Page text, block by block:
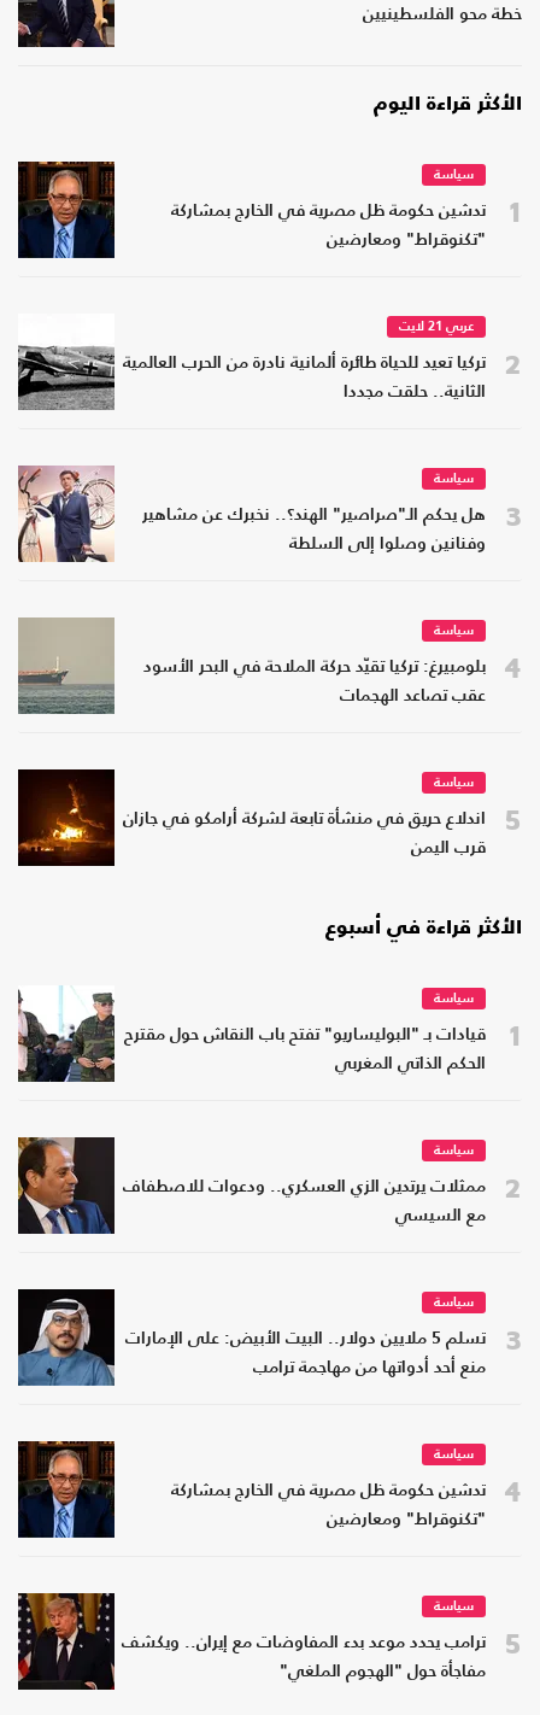
خطة محو الفلسطينيين
الأكثر قراءة اليوم
1
سياسة
تدشين حكومة ظل مصرية في الخارج بمشاركة
"تكنوقراط" ومعارضين
2
عربي 21 لايت
تركيا تعيد للحياة طائرة ألمانية نادرة من الحرب العالمية
الثانية.. حلقت مجددا
3
سياسة
هل يحكم الـ"صراصير" الهند؟.. نخبرك عن مشاهير
وفنانين وصلوا إلى السلطة
4
سياسة
بلومبيرغ: تركيا تقيّد حركة الملاحة في البحر الأسود
عقب تصاعد الهجمات
5
سياسة
اندلاع حريق في منشأة تابعة لشركة أرامكو في جازان
قرب اليمن
الأكثر قراءة في أسبوع
1
سياسة
قيادات بـ "البوليساريو" تفتح باب النقاش حول مقترح
الحكم الذاتي المغربي
2
سياسة
ممثلات يرتدين الزي العسكري.. ودعوات للاصطفاف
مع السيسي
3
سياسة
تسلم 5 ملايين دولار.. البيت الأبيض: على الإمارات
منع أحد أدواتها من مهاجمة ترامب
4
سياسة
تدشين حكومة ظل مصرية في الخارج بمشاركة
"تكنوقراط" ومعارضين
5
سياسة
ترامب يحدد موعد بدء المفاوضات مع إيران.. ويكشف
مفاجأة حول "الهجوم الملغي"